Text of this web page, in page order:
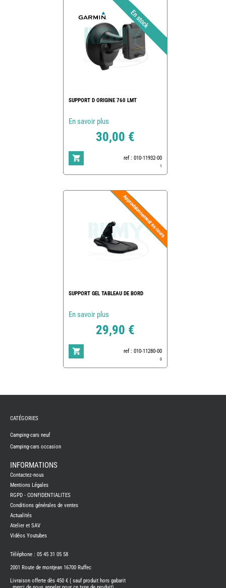
SUPPORT D ORIGINE 760 LMT
En savoir plus
30,00 €
ref : 010-11932-00
1
SUPPORT GEL TABLEAU DE BORD
En savoir plus
29,90 €
ref : 010-11280-00
0
CAMPING-
NEUFS
CAMPING-
CAMPING-
BENIMAR
CAMPING-
CARADO
CAMPING-
ITINEO
CAMPING-
OCCASION
CATÉGORIES
Camping-cars neuf
Camping-cars occasion
INFORMATIONS
Contactez-nous
Mentions Légales
RGPD - CONFIDENTIALITES
Conditions générales de ventes
Actualités
Atelier et SAV
Vidéos Youtubes
Téléphone : 05 45 31 05 58
2001 Route de montjean 16700 Ruffec
Livraison offerte dès 450 € ( sauf produit hors gabarit